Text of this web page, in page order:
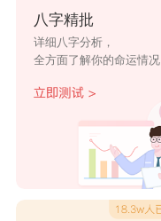
八字精批
详细八字分析，
全方面了解你的命运情况